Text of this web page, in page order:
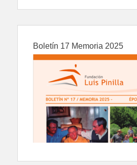
Boletín 17 Memoria 2025